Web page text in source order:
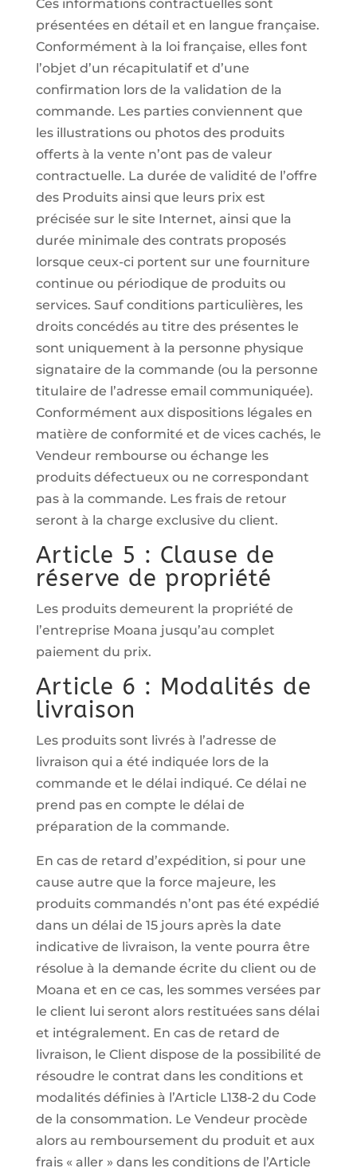
Ces informations contractuelles sont
présentées en détail et en langue française.
Conformément à la loi française, elles font
l’objet d’un récapitulatif et d’une
confirmation lors de la validation de la
commande. Les parties conviennent que
les illustrations ou photos des produits
offerts à la vente n’ont pas de valeur
contractuelle. La durée de validité de l’offre
des Produits ainsi que leurs prix est
précisée sur le site Internet, ainsi que la
durée minimale des contrats proposés
lorsque ceux-ci portent sur une fourniture
continue ou périodique de produits ou
services. Sauf conditions particulières, les
droits concédés au titre des présentes le
sont uniquement à la personne physique
signataire de la commande (ou la personne
titulaire de l’adresse email communiquée).
Conformément aux dispositions légales en
matière de conformité et de vices cachés, le
Vendeur rembourse ou échange les
produits défectueux ou ne correspondant
pas à la commande. Les frais de retour
seront à la charge exclusive du client.
Article 5 : Clause de
réserve de propriété
Les produits demeurent la propriété de
l’entreprise Moana jusqu’au complet
paiement du prix.
Article 6 : Modalités de
livraison
Les produits sont livrés à l’adresse de
livraison qui a été indiquée lors de la
commande et le délai indiqué. Ce délai ne
prend pas en compte le délai de
préparation de la commande.
En cas de retard d’expédition, si pour une
cause autre que la force majeure, les
produits commandés n’ont pas été expédié
dans un délai de 15 jours après la date
indicative de livraison, la vente pourra être
résolue à la demande écrite du client ou de
Moana et en ce cas, les sommes versées par
le client lui seront alors restituées sans délai
et intégralement. En cas de retard de
livraison, le Client dispose de la possibilité de
résoudre le contrat dans les conditions et
modalités définies à l’Article L138-2 du Code
de la consommation. Le Vendeur procède
alors au remboursement du produit et aux
frais « aller » dans les conditions de l’Article